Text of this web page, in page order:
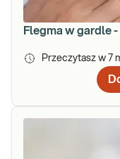
Flegma w gardle
Przeczytasz w 7